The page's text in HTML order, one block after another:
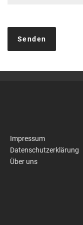
Impressum
Datenschutzerklärung
Über uns